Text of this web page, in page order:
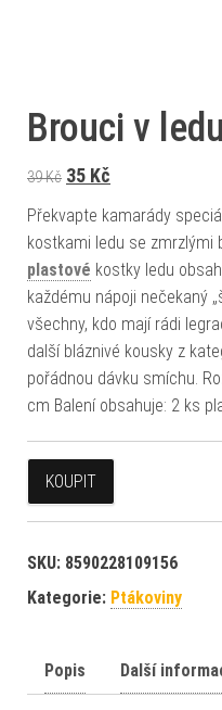
Brouci v
39Kč Původní cena byla: 39
35 Kč
Překvapte kamarády
kostkami ledu se zmrzlými
plastové kostky ledu
každému nápoji nečekaný
všechny, kdo mají rádi
další bláznivé kousky z
pořádnou dávku smíchu.
cm Balení obsahuje: 2 ks
KOUPIT
SKU: 8590228109156
Kategorie: Ptákoviny
Popis Další